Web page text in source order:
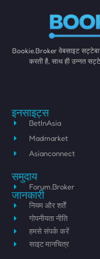
Bookie.Broker वेबसाइट
करती है, साथ ही उन्नत
इनसाइट्स
BetInAsia
Madmarket
Asianconnect
समुदाय
Forum.Broker
जानकारी
नियम और शर्तें
गोपनीयता नीति
हमसे संपर्क करें
साइट मानचित्र